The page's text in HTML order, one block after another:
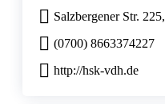
Salzbergener Str.
(0700) 8663374227
http://hsk-vdh.de